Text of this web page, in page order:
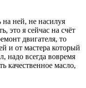
на ней, не насилуя
это я сейчас на счёт
двигателя, то
и от мастера который
надо всегда вовремя
качественное масло,